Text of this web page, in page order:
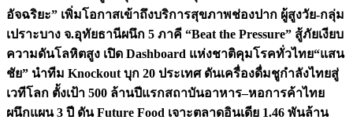
อัจฉริยะ” เพิ่มโอกาสเข้าถึงบริการสุขภาพช่องปาก ผู้สูงวัย-กลุ่ม
เปราะบาง จ.อุทัยธานีผนึก 5 ภาคี “Beat the Pressure” สู้ภัยเงียบ
ความดันโลหิตสูง เปิด Dashboard แห่งชาติคุมโรคทั่วไทย“แสน
ชัย” นำทีม Knockout บุก 20 ประเทศ ดันเครื่องดื่มชูกำลังไทยสู่
เวทีโลก ตั้งเป้า 500 ล้านปีแรกสถาบันอาหาร–หอการค้าไทย
ผนึกแผน 3 ปี ดัน Future Food เจาะตลาดอินเดีย 1.46 พันล้าน